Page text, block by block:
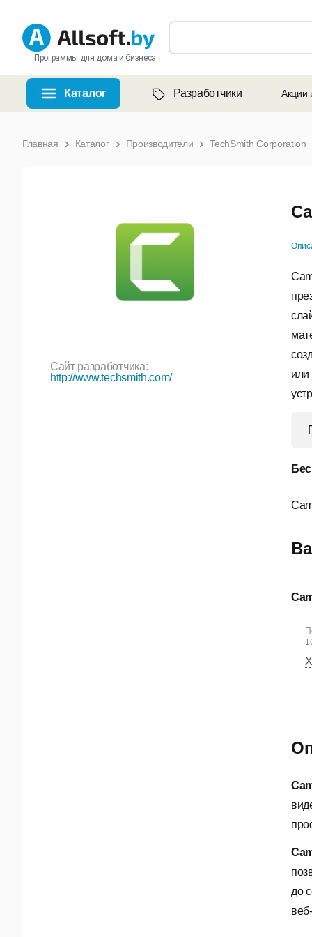
Программы для дома и бизнеса
Каталог Разработчики Акции
Главная Каталог Производители TechSmith Corporation
Сайт разработчика:
http://www.techsmith.com/
или
до